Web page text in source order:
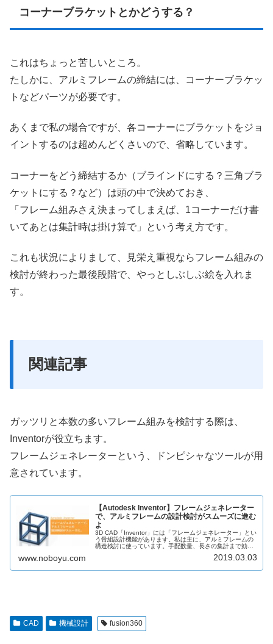
コーナーブラケットとかどうする？
これはちょっと苦しいところ。
たしかに、アルミフレームの締結には、コーナーブラケッ
トなどパーツが必要です。
あくまで私の場合ですが、各コーナーにブラケットをジョ
イントするのは超めんどくさいので、省略しています。
コーナーをどう締結するか（ブラインドにする？三角ブラ
ケットにする？など）は頭の中で決めておき、
「フレーム組みさえ決まってしまえば、1コーナーだけ書
いてあとは集計時は掛け算で」という考え方です。
これも状況によりまして、見栄え重視ならフレーム組みの
検討が終わった最後段階で、やっとしぶしぶ絵を入れま
す。
関連記事
ガッツリと本数の多いフレーム組みを検討する際は、
Inventorが役立ちます。
フレームジェネレーターという、ドンピシャなツールが用
意されています。
【Autodesk Inventor】フレームジェネレーター
で、アルミフレームの設計検討がスムーズに進む
よ
3D CAD「Inventor」には「フレームジェネレーター」とい
う骨組設計機能があります。私は主に、アルミフレームの
構造検討に使っています。手配数量、長さの集計まで効率
www.noboyu.com 2019.03.03
CAD 機械設計 fusion360